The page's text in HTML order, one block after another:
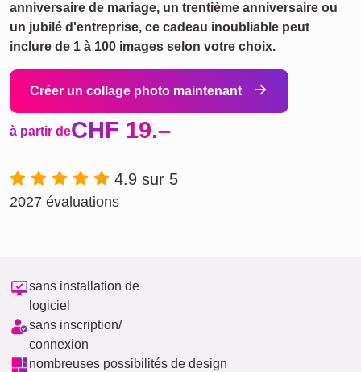
anniversaire de mariage, un trentième anniversaire ou
un jubilé d'entreprise, ce cadeau inoubliable peut
inclure de 1 à 100 images selon votre choix.
Créer un collage photo maintenant
à partir deCHF 19.–
4.9 sur 5
2027 évaluations
sans installation de
logiciel
sans inscription/
connexion
nombreuses possibilités de design